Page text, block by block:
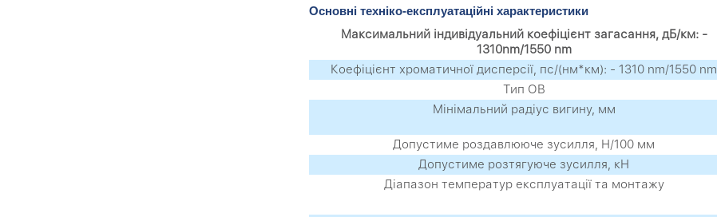
Основні техніко-експлуатаційні характеристики
Максимальний індивідуальний коефіцієнт загасання, дБ/км: -
1310nm/1550 nm
Коефіцієнт хроматичної дисперсії, пс/(нм*км): - 1310 nm/1550 nm
Тип ОВ
Мінімальний радіус вигину, мм
Допустиме роздавлююче зусилля, Н/100 мм
Допустиме розтягуюче зусилля, кН
Діапазон температур експлуатації та монтажу